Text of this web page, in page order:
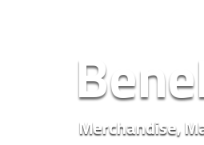
Merchandise,